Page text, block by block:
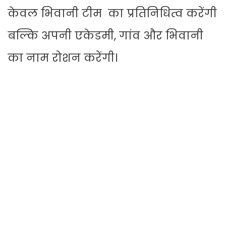
केवल भिवानी टीम का प्रतिनिधित्व करेंगी
बल्कि अपनी एकेडमी, गांव और भिवानी
का नाम रोशन करेंगी।